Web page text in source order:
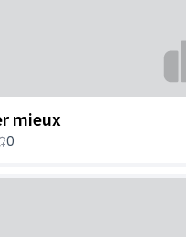
mieux
0